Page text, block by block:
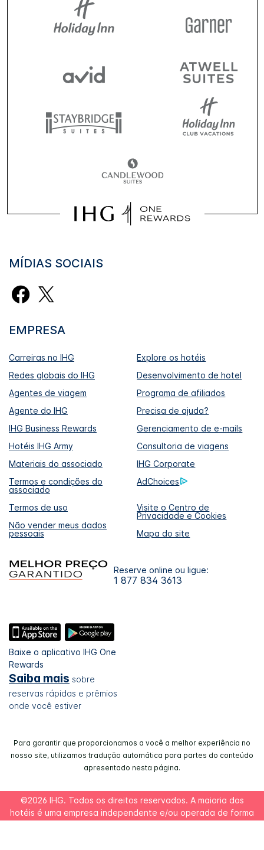
MÍDIAS SOCIAIS
EMPRESA
Carreiras no IHG
Explore os hotéis
Redes globais do IHG
Desenvolvimento de hotel
Agentes de viagem
Programa de afiliados
Agente do IHG
Precisa de ajuda?
IHG Business Rewards
Gerenciamento de e-mails
Hotéis IHG Army
Consultoria de viagens
Materiais do associado
IHG Corporate
Termos e condições do
associado
AdChoices
Termos de uso
Visite o Centro de
Privacidade e Cookies
Não vender meus dados
pessoais
Mapa do site
Reserve online ou ligue:
1 877 834 3613
Baixe o aplicativo IHG One
Rewards
Saiba mais sobre
reservas rápidas e prêmios
onde você estiver
Para garantir que proporcionamos a você a melhor experiência no
nosso site, utilizamos tradução automática para partes do conteúdo
apresentado nesta página.
©2026 IHG. Todos os direitos reservados. A maioria dos
hotéis é uma empresa independente e/ou operada de forma